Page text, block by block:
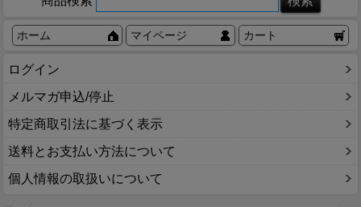
ホーム マイページ カート
ログイン
メルマガ申込/停止
特定商取引法に基づく表示
送料とお支払い方法について
個人情報の取扱いについて